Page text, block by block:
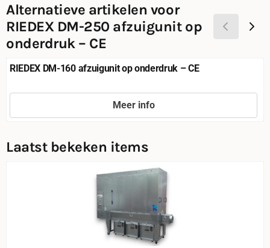
Alternatieve artikelen voor
RIEDEX DM-250 afzuigunit op
onderdruk – CE
RIEDEX DM-160 afzuigunit op onderdruk – CE
Meer info
Laatst bekeken items